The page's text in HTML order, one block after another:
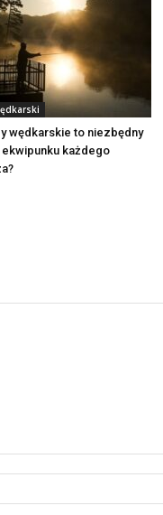
wędkarskie to niezbędny
każdego